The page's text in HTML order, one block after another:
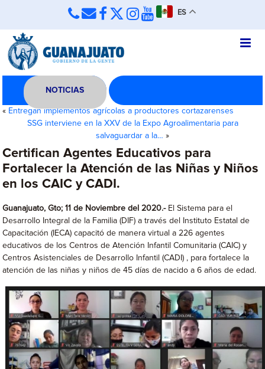
ES
NOTICIAS
« Entregan implementos agrícolas a productores cortazarenses
SSG interviene en la XXV de la Expo Agroalimentaria para
salvaguardar a la… »
Certifican Agentes Educativos para
Fortalecer la Atención de las Niñas y Niños
en los CAIC y CADI.
Guanajuato, Gto; 11 de Noviembre del 2020.- El Sistema para el
Desarrollo Integral de la Familia (DIF) a través del Instituto Estatal de
Capacitación (IECA) capacitó de manera virtual a 226 agentes
educativos de los Centros de Atención Infantil Comunitaria (CAIC) y
Centros Asistenciales de Desarrollo Infantil (CADI) , para fortalece la
atención de las niñas y niños de 45 días de nacido a 6 años de edad.